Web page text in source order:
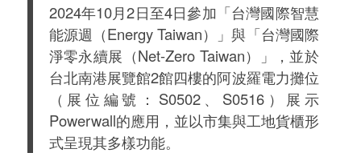
2024年10月2日至4日參加「台灣國際智慧
能源週（Energy Taiwan）」與「台灣國際
淨零永續展（Net-Zero Taiwan）」，並於
台北南港展覽館2館四樓的阿波羅電力攤位
（展位編號：S0502、S0516）展示
Powerwall的應用，並以市集與工地貨櫃形
式呈現其多樣功能。